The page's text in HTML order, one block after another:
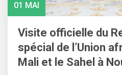
01 MAI
Visite officielle du
spécial de l’Union
Mali et le Sahel à